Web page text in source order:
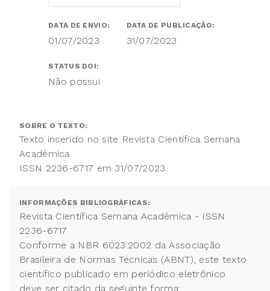
DATA DE ENVIO:
01/07/2023
DATA DE PUBLICAÇÃO:
31/07/2023
STATUS DOI:
Não possui
SOBRE O TEXTO:
Texto inserido no site Revista Científica Semana
Acadêmica
ISSN 2236-6717 em 31/07/2023.
INFORMAÇÕES BIBLIOGRÁFICAS:
Revista Científica Semana Acadêmica - ISSN
2236-6717
Conforme a NBR 6023:2002 da Associação
Brasileira de Normas Técnicas (ABNT), este texto
científico publicado em periódico eletrônico
deve ser citado da seguinte forma: